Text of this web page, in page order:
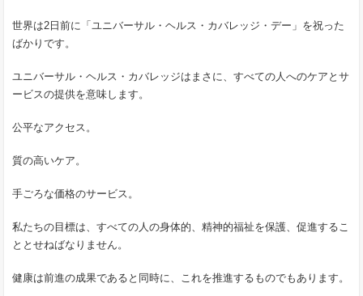
世界は2日前に「ユニバーサル・ヘルス・カバレッジ・デー」を祝った
ばかりです。
ユニバーサル・ヘルス・カバレッジはまさに、すべての人へのケアとサ
ービスの提供を意味します。
公平なアクセス。
質の高いケア。
手ごろな価格のサービス。
私たちの目標は、すべての人の身体的、精神的福祉を保護、促進するこ
ととせねばなりません。
健康は前進の成果であると同時に、これを推進するものでもあります。